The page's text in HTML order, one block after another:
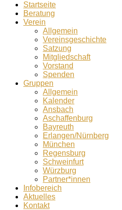
Startseite
Beratung
Verein
Allgemein
Vereins­geschichte
Satzung
Mitglied­schaft
Vorstand
Spenden
Gruppen
Allgemein
Kalender
Ansbach
Aschaffenburg
Bayreuth
Erlangen/Nürnberg
München
Regensburg
Schweinfurt
Würzburg
Partner*innen
Infobereich
Aktuelles
Kontakt